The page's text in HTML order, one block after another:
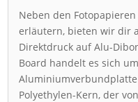
Neben den
erläutern, bieten wir dir
Direktdruck auf Alu-
Board handelt es sich
Polyethylen-Kern, der